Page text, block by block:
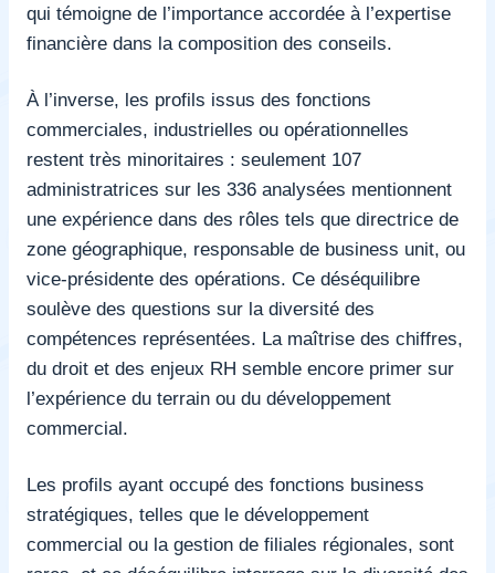
qui témoigne de l’importance accordée à l’expertise
financière dans la composition des conseils.
À l’inverse, les profils issus des fonctions
commerciales, industrielles ou opérationnelles
restent très minoritaires : seulement 107
administratrices sur les 336 analysées mentionnent
une expérience dans des rôles tels que directrice de
zone géographique, responsable de business unit, ou
vice-présidente des opérations. Ce déséquilibre
soulève des questions sur la diversité des
compétences représentées. La maîtrise des chiffres,
du droit et des enjeux RH semble encore primer sur
l’expérience du terrain ou du développement
commercial.
Les profils ayant occupé des fonctions business
stratégiques, telles que le développement
commercial ou la gestion de filiales régionales, sont